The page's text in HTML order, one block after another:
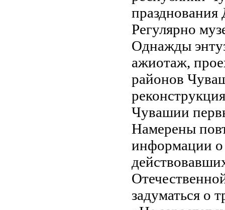
празднования
Регулярно
Однажды
ажиотаж,
районов
Чувашии
Намерены
информации о
задуматься о